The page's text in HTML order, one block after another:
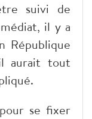
suivi de
il y a
République
aurait tout
se fixer